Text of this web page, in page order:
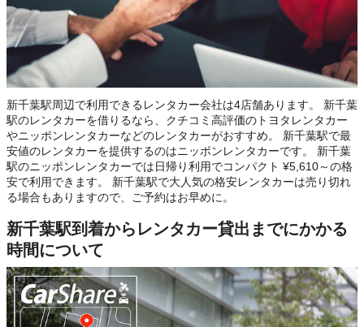
新千葉駅周辺で利用できるレンタカー会社は4店舗あります。 新千葉
駅のレンタカーを借りるなら、クチコミ高評価のトヨタレンタカー
やニッポンレンタカーなどのレンタカーがおすすめ。 新千葉駅で最
安値のレンタカーを提供するのはニッポンレンタカーです。 新千葉
駅のニッポンレンタカーでは日帰り利用でコンパクト ¥5,610～の格
安で利用できます。 新千葉駅で大人気の格安レンタカーは売り切れ
る場合もありますので、ご予約はお早めに。
新千葉駅到着からレンタカー貸出までにかかる
時間について